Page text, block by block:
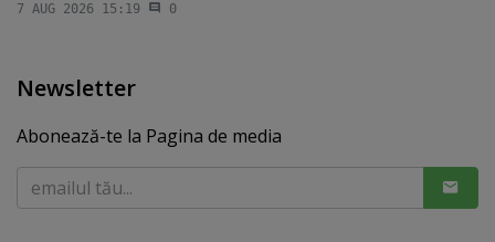
7 AUG 2026 15:19 0
Newsletter
Abonează-te la Pagina de media